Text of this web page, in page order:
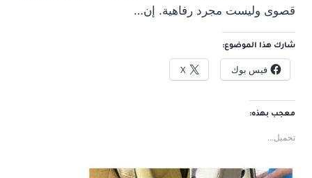
قصوى وليست مجرد رفاهية. إن…
شارك هذا الموضوع:
فيس بوك X
معجب بهذه:
تحميل...